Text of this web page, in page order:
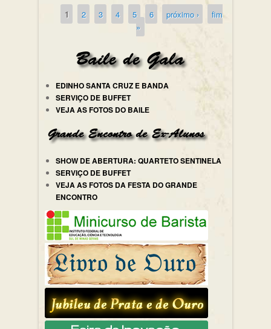
Páginas
1 2 3 4 5 6 próximo ›
fim
»
EDINHO SANTA CRUZ E BANDA
SERVIÇO DE BUFFET
VEJA AS FOTOS DO BAILE
SHOW DE ABERTURA: QUARTETO SENTINELA
SERVIÇO DE BUFFET
VEJA AS FOTOS DA FESTA DO GRANDE
ENCONTRO